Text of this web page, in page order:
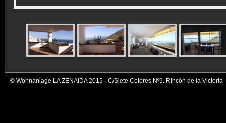
© Wohnanlage LA ZENAIDA 2015 · C/Siete Colores Nº9. Rincón de la Victoria